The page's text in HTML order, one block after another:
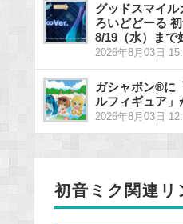
グッドスマイ
ろいどどーる
8/19（水）まで
2026年8月03日
ガシャポン®に
ルフィギュア」
2026年8月03日
初音ミク関連リ